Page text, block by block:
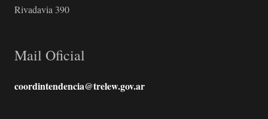
Rivadavia 390
Mail Oficial
coordintendencia@trelew.gov.ar